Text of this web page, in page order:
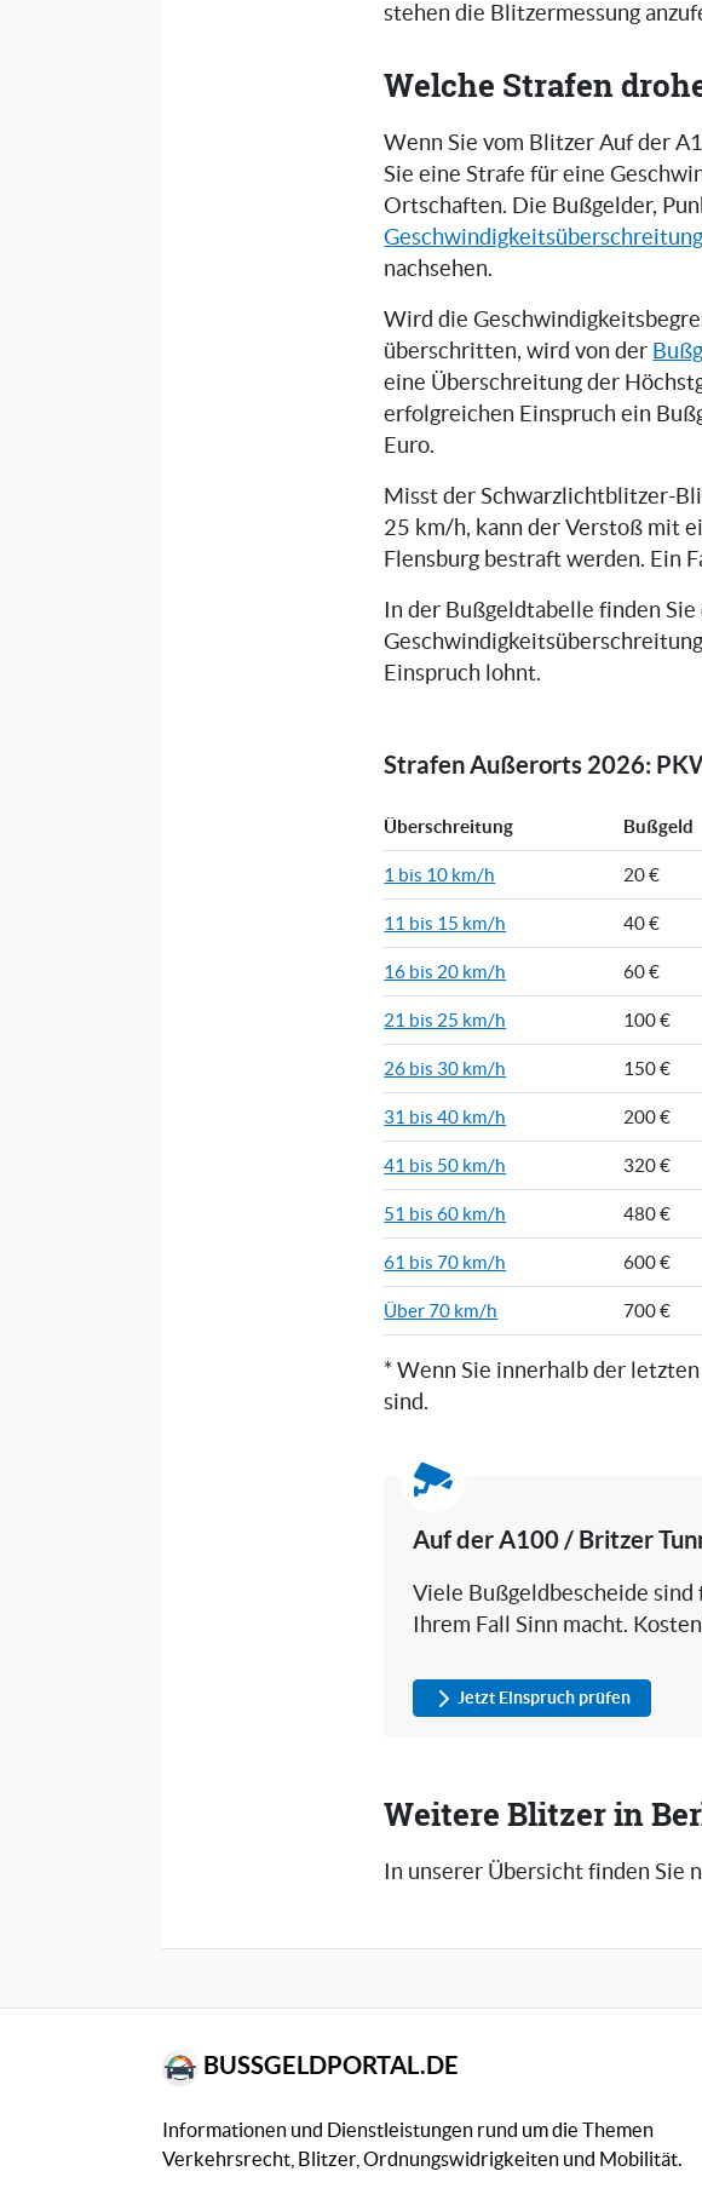
stehen die Blitzermessung
Welche Strafen
Wenn Sie vom Blitzer Auf der
Sie eine Strafe für eine
Ortschaften. Die Bußgelder,
nachsehen.
Wird die
überschritten, wird von der
eine Überschreitung der
erfolgreichen Einspruch ein
Euro.
Misst der Schwarzlichtblitzer-
25 km/h, kann der Verstoß mit
Flensburg bestraft werden. Ein
In der Bußgeldtabelle finden
Einspruch lohnt.
Strafen Außerorts 2026:
Überschreitung Bußgeld
1 bis 10 km/h 20 €
11 bis 15 km/h 40 €
16 bis 20 km/h 60 €
21 bis 25 km/h 100 €
26 bis 30 km/h 150 €
31 bis 40 km/h 200 €
41 bis 50 km/h 320 €
51 bis 60 km/h 480 €
61 bis 70 km/h 600 €
Über 70 km/h 700 €
* Wenn Sie innerhalb der
sind.
Auf der A100 / Britzer
Viele Bußgeldbescheide
Ihrem Fall Sinn macht.
Jetzt Einspruch prüfen
Weitere Blitzer in
In unserer Übersicht finden Sie
BUSSGELDPORTAL.DE
Informationen und Dienstleistungen rund um die Themen
Verkehrsrecht, Blitzer, Ordnungswidrigkeiten und Mobilität.